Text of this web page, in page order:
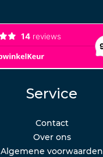
Service
Contact
Over ons
Algemene voorwaarden